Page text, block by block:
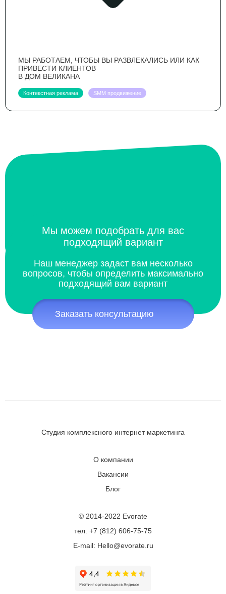
МЫ РАБОТАЕМ, ЧТОБЫ ВЫ РАЗВЛЕКАЛИСЬ ИЛИ КАК
ПРИВЕСТИ КЛИЕНТОВ
В ДОМ ВЕЛИКАНА
Контекстная реклама SMM продвижение
Мы можем подобрать для вас
подходящий вариант
Наш менеджер задаст вам несколько
вопросов, чтобы определить максимально
подходящий вам вариант
Заказать консультацию
Студия комплексного интернет маркетинга
О компании
Вакансии
Блог
© 2014-2022 Evorate
тел. +7 (812) 606-75-75
E-mail: Hello@evorate.ru